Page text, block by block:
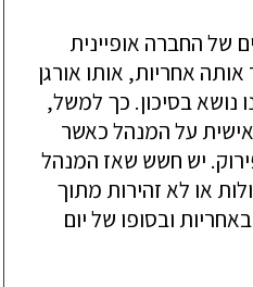
של החברה אופיינית
אחריות, אותו אורגן
נושא בסיכון. כך למשל,
אישית על המנהל כאשר
יש חשש שאז המנהל
או לא זהירות מתוך
ובסופו של יום